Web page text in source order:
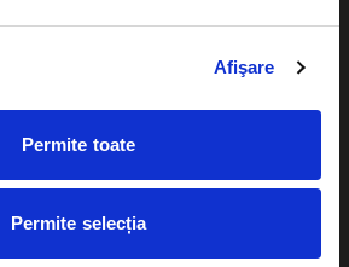
Afişare
Permite toate
Permite selecția
Cum comand bilete?
Plata online sau cash
eBilet printat acasa
Livrare prin curier